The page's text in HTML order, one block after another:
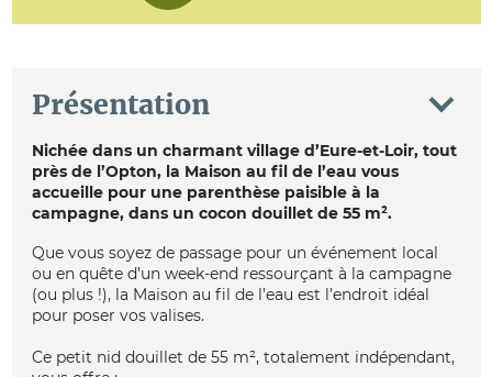
Présentation
Nichée dans un charmant village d’Eure-et-Loir, tout
près de l’Opton, la Maison au fil de l’eau vous
accueille pour une parenthèse paisible à la
campagne, dans un cocon douillet de 55 m².
Que vous soyez de passage pour un événement local
ou en quête d’un week-end ressourçant à la campagne
(ou plus !), la Maison au fil de l’eau est l’endroit idéal
pour poser vos valises.
Ce petit nid douillet de 55 m², totalement indépendant,